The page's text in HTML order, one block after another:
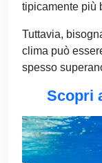
tipicamente più
Tuttavia,
clima può
spesso
Scopri